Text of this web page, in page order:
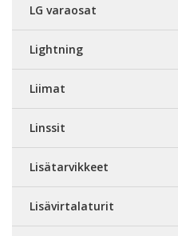
LG varaosat
Lightning
Liimat
Linssit
Lisätarvikkeet
Lisävirtalaturit